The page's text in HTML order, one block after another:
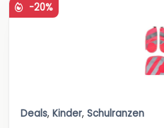
-20%
Deals, Kinder, Schulranzen